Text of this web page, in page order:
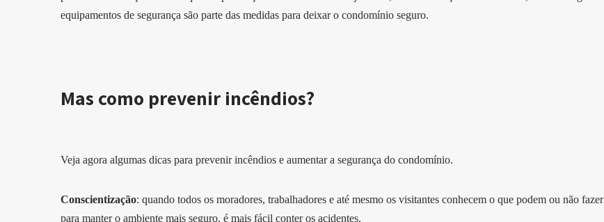
equipamentos de segurança são parte das medidas para deixar o condomínio seguro.
Mas como prevenir incêndios?
Veja agora algumas dicas para prevenir incêndios e aumentar a segurança do condomínio.
Conscientização: quando todos os moradores, trabalhadores e até mesmo os visitantes conhecem o que podem ou não fazer
para manter o ambiente mais seguro, é mais fácil conter os acidentes.